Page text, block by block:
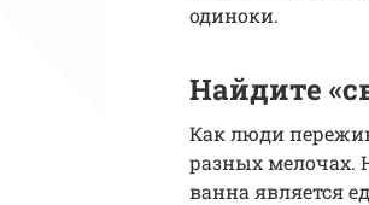
одиноки.
Найдите
Как люди
разных мелочах.
ванна является